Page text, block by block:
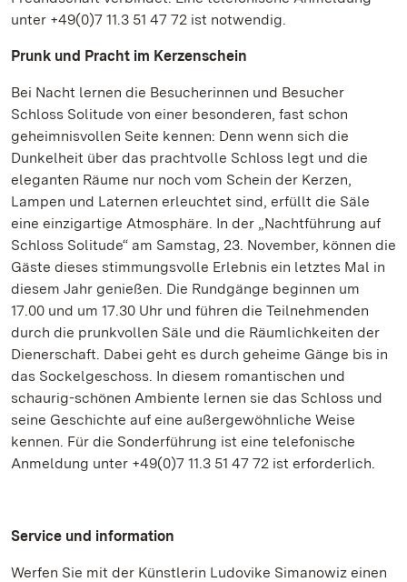
unter +49(0)7 11.3 51 47 72 ist notwendig.
Prunk und Pracht im Kerzenschein
Bei Nacht lernen die Besucherinnen und Besucher
Schloss Solitude von einer besonderen, fast schon
geheimnisvollen Seite kennen: Denn wenn sich die
Dunkelheit über das prachtvolle Schloss legt und die
eleganten Räume nur noch vom Schein der Kerzen,
Lampen und Laternen erleuchtet sind, erfüllt die Säle
eine einzigartige Atmosphäre. In der „Nachtführung auf
Schloss Solitude“ am Samstag, 23. November, können die
Gäste dieses stimmungsvolle Erlebnis ein letztes Mal in
diesem Jahr genießen. Die Rundgänge beginnen um
17.00 und um 17.30 Uhr und führen die Teilnehmenden
durch die prunkvollen Säle und die Räumlichkeiten der
Dienerschaft. Dabei geht es durch geheime Gänge bis in
das Sockelgeschoss. In diesem romantischen und
schaurig-schönen Ambiente lernen sie das Schloss und
seine Geschichte auf eine außergewöhnliche Weise
kennen. Für die Sonderführung ist eine telefonische
Anmeldung unter +49(0)7 11.3 51 47 72 ist erforderlich.
Service und information
Werfen Sie mit der Künstlerin Ludovike Simanowiz einen